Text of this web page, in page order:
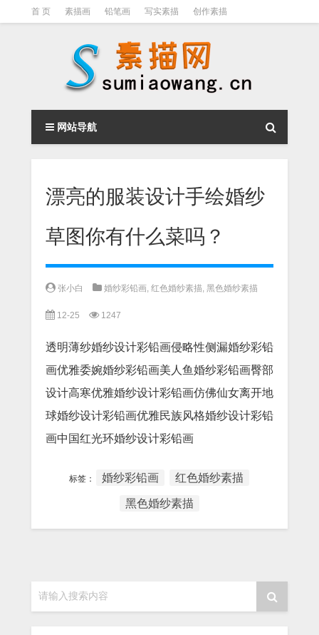
首 页 素描画 铅笔画 写实素描 创作素描
素描视频教程
网站导航
漂亮的服装设计手绘婚纱
草图你有什么菜吗？
张小白 婚纱彩铅画, 红色婚纱素描, 黑色婚纱素描
12-25 1247
透明薄纱婚纱设计彩铅画侵略性侧漏婚纱彩铅
画优雅委婉婚纱彩铅画美人鱼婚纱彩铅画臀部
设计高寒优雅婚纱设计彩铅画仿佛仙女离开地
球婚纱设计彩铅画优雅民族风格婚纱设计彩铅
画中国红光环婚纱设计彩铅画
标签： 婚纱彩铅画 红色婚纱素描
黑色婚纱素描
请输入搜索内容